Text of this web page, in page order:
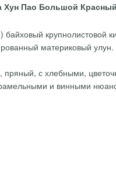
Хун Пао Большой
крупнолистовой
материковый улун.
пряный, с хлебными,
и винными